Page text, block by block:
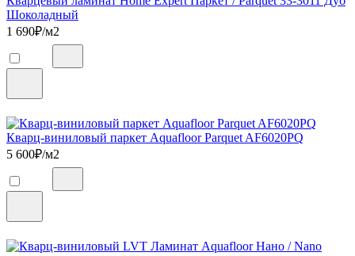
Шоколадный
1 690₽/м2
Кварц-виниловый паркет Aquafloor Parquet AF6020PQ
5 600₽/м2